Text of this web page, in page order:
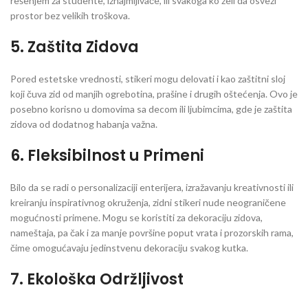
prostor bez velikih troškova.
5. Zaštita Zidova
Pored estetske vrednosti, stikeri mogu delovati i kao zaštitni sloj
koji čuva zid od manjih ogrebotina, prašine i drugih oštećenja. Ovo je
posebno korisno u domovima sa decom ili ljubimcima, gde je zaštita
zidova od dodatnog habanja važna.
6. Fleksibilnost u Primeni
Bilo da se radi o personalizaciji enterijera, izražavanju kreativnosti ili
kreiranju inspirativnog okruženja, zidni stikeri nude neograničene
mogućnosti primene. Mogu se koristiti za dekoraciju zidova,
nameštaja, pa čak i za manje površine poput vrata i prozorskih rama,
čime omogućavaju jedinstvenu dekoraciju svakog kutka.
7. Ekološka Održljivost